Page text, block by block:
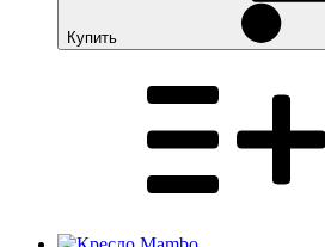
Купить